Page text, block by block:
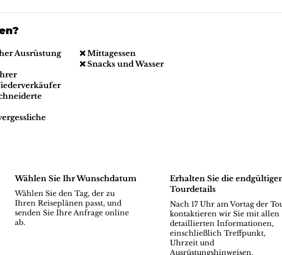
Ausrüstung
❌ Mittagessen
❌ Snacks und Wasser
Wählen Sie Ihr Wunschdatum
Wählen Sie den Tag, der zu
Ihren Reiseplänen passt, und
senden Sie Ihre Anfrage online
ab.
Erhalten Sie die
Tourdetails
Nach 17 Uhr am Vortag der
kontaktieren wir Sie mit allen
detaillierten Informationen,
einschließlich Treffpunkt,
Uhrzeit und
Ausrüstungshinweisen.